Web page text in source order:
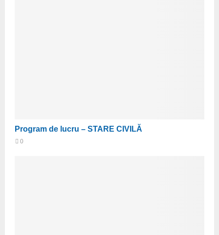
Program de lucru – STARE CIVILĂ
0